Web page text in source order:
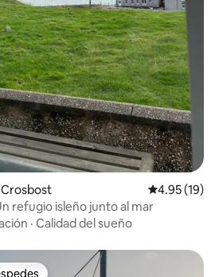
Calificación
4.95 (19)
refugio isleño junto al mar
· Calidad del sueño